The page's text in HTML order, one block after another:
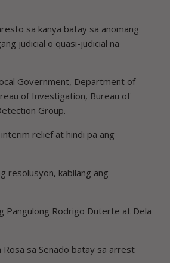
sa kanya batay sa anomang
judicial o quasi-judicial na
Government, Department of
of Investigation, Bureau of
Group.
interim relief at hindi pa ang
resolusyon, kabilang ang
Pangulong Rodrigo Duterte at Dela
Rosa sa Senado batay sa arrest